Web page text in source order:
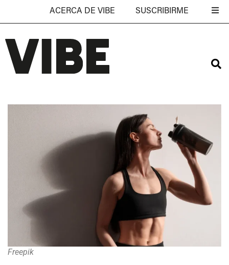
ACERCA DE VIBE SUSCRIBIRME
Freepik